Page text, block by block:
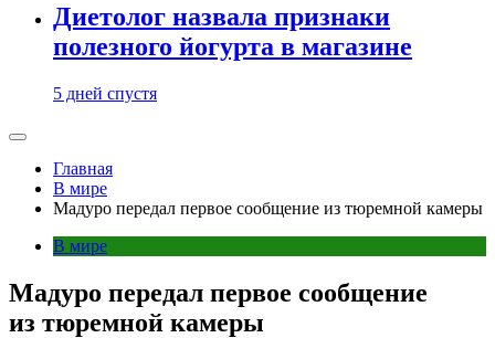
Диетолог назвала признаки
полезного йогурта в магазине
5 дней спустя
Главная
В мире
Мадуро передал первое сообщение из тюремной камеры
В мире
Мадуро передал первое сообщение
из тюремной камеры